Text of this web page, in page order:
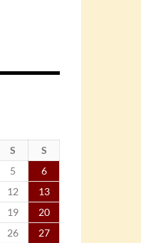
S
S
5
6
12
13
19
20
26
27